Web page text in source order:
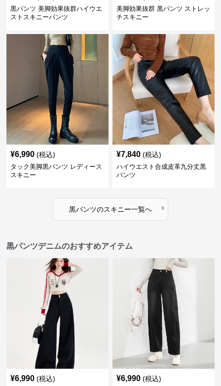
黒パンツ 美脚効果抜群ハイウエ
ストスキニーパンツ
美脚効果抜群 黒パンツ ストレッ
チスキニー
¥6,990 (税込)
タック美脚黒パンツ レディース
スキニー
¥7,840 (税込)
ハイウエスト合成皮革九分丈黒
パンツ
黒パンツのスキニー一覧へ ›
黒パンツデニムのおすすめアイテム
¥6,990 (税込) ¥6,990 (税込)